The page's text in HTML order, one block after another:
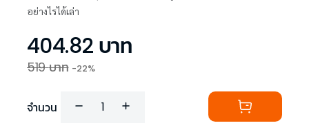
อย่างไรได้เล่า
404.82 บาท
519บาท -22%
จำนวน